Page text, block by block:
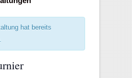
hat bereits